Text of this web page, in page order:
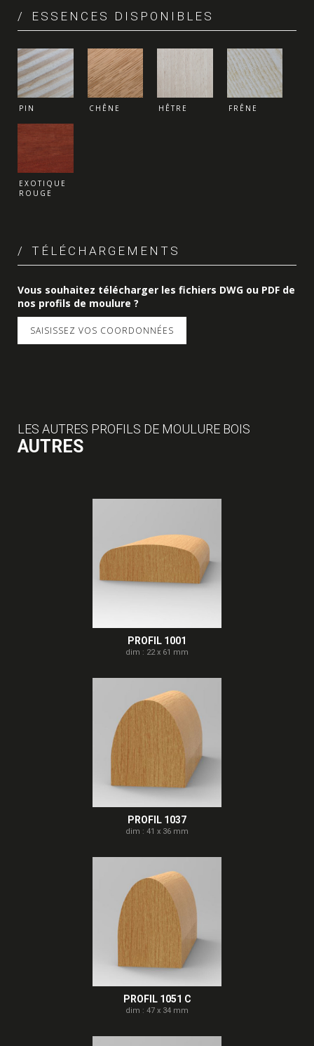
ESSENCES DISPONIBLES
PIN CHÊNE HÊTRE FRÊNE
EXOTIQUE
ROUGE
TÉLÉCHARGEMENTS
Vous souhaitez télécharger les fichiers DWG ou PDF de
nos profils de moulure ?
SAISISSEZ VOS COORDONNÉES
LES AUTRES PROFILS DE MOULURE BOIS
AUTRES
PROFIL 1001
dim : 22 x 61 mm
PROFIL 1037
dim : 41 x 36 mm
PROFIL 1051 C
dim : 47 x 34 mm